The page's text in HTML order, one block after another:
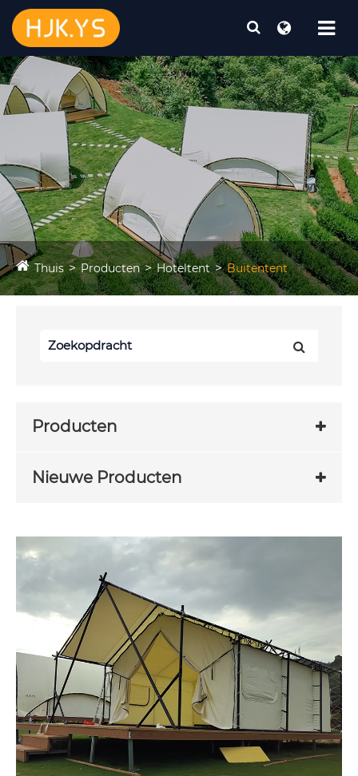
Thuis Producten Hoteltent Buitentent
Producten
Nieuwe Producten